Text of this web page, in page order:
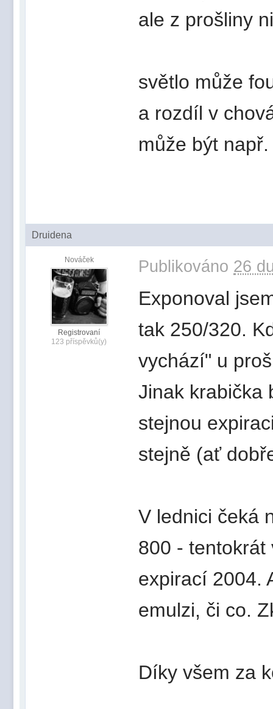
ale z prošliny
světlo může
a rozdíl v
může být
Druidena
Nováček
Registrovaní
123 příspěvků(y)
Publikováno 26
Exponoval
tak 250/320.
vychází" u
Jinak krabička
stejnou
stejně (ať
V lednici čeká
800 - tentokrát
expirací 2004.
emulzi, či co.
Díky všem za